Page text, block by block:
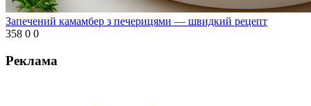
Запечений камамбер з печерицями — швидкий рецепт
358 0 0
Реклама